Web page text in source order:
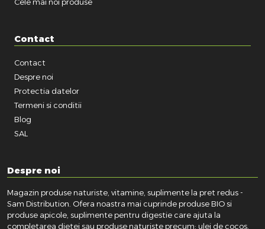
Contact
Contact
Despre noi
Protectia datelor
Termeni si conditii
Blog
SAL
Despre noi
Magazin produse naturiste, vitamine, suplimente la pret redus -
Sam Distribution. Ofera noastra mai cuprinde produse BIO si
produse apicole, suplimente pentru digestie care ajuta la
completarea dietei sau produse naturiste precum: ulei de cocos,